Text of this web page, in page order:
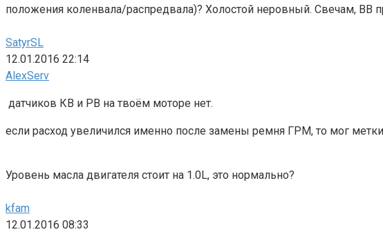
положения коленвала/распредвала)? Холостой неровный. Свечам, ВВ
SatyrSL
12.01.2016 22:14
AlexServ
датчиков КВ и РВ на твоём моторе нет.
если расход увеличился именно после замены ремня ГРМ, то мог
Уровень масла двигателя стоит на 1.0L, это нормально?
kfam
12.01.2016 08:33